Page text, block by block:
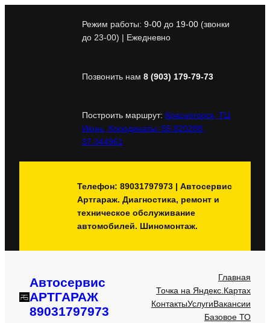
Режим работы: 9-00 до 19-00 (звонки
до 23-00) | Ежедневно
Позвонить нам 8 (903) 179-79-73
Построить маршрут: Красногорск, ТЦ
Июнь, Координаты: 55.820288,
37.344961
Телефон: 89031797973 | Автосервис
Артгараж. Диагностика, ремонт и
техническое обслуживание
автомобилей. Шиномонтаж.
Автосервис
АРТГАРАЖ
89031797973
Главная
Точка на Яндекс.Картах
КонтактыУслугиВакансии
Базовое ТО